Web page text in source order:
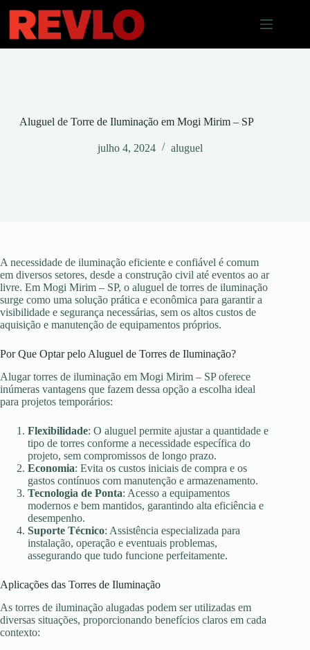
para
conteúdo
Aluguel de Torre de Iluminação em Mogi Mirim – SP
julho 4, 2024 aluguel
A necessidade de iluminação eficiente e confiável é comum
em diversos setores, desde a construção civil até eventos ao ar
livre. Em Mogi Mirim – SP, o aluguel de torres de iluminação
surge como uma solução prática e econômica para garantir a
visibilidade e segurança necessárias, sem os altos custos de
aquisição e manutenção de equipamentos próprios.
Por Que Optar pelo Aluguel de Torres de Iluminação?
Alugar torres de iluminação em Mogi Mirim – SP oferece
inúmeras vantagens que fazem dessa opção a escolha ideal
para projetos temporários:
Flexibilidade: O aluguel permite ajustar a quantidade e
tipo de torres conforme a necessidade específica do
projeto, sem compromissos de longo prazo.
Economia: Evita os custos iniciais de compra e os
gastos contínuos com manutenção e armazenamento.
Tecnologia de Ponta: Acesso a equipamentos
modernos e bem mantidos, garantindo alta eficiência e
desempenho.
Suporte Técnico: Assistência especializada para
instalação, operação e eventuais problemas,
assegurando que tudo funcione perfeitamente.
Aplicações das Torres de Iluminação
As torres de iluminação alugadas podem ser utilizadas em
diversas situações, proporcionando benefícios claros em cada
contexto: